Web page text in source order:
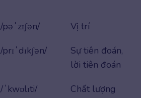
/pəˈzɪʃən/
Vị trí
/prɪˈdɪkʃən/
Sự tiên đoán,
lời tiên đoán
/ˈkwɒlɪti/
Chất lượng